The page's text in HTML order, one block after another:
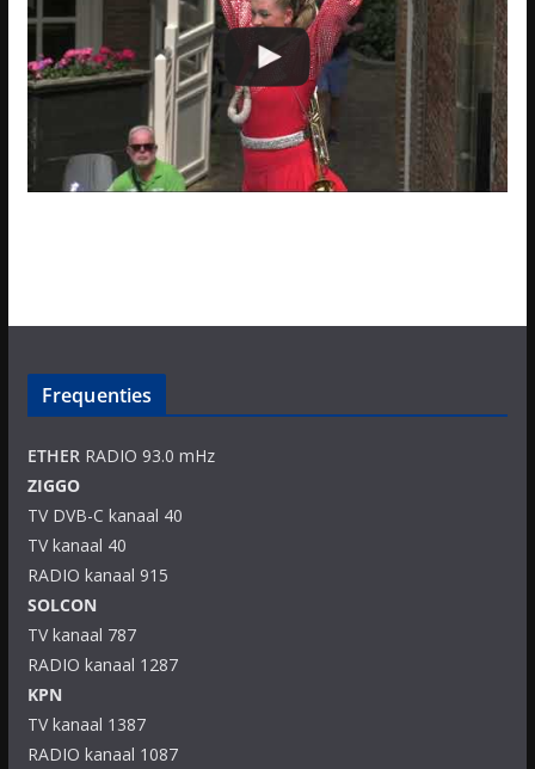
Frequenties
ETHERRADIO 93.0 mHz
ZIGGO
TV DVB-C kanaal 40
TV kanaal 40
RADIO kanaal 915
SOLCON
TV kanaal 787
RADIO kanaal 1287
KPN
TV kanaal 1387
RADIO kanaal 1087